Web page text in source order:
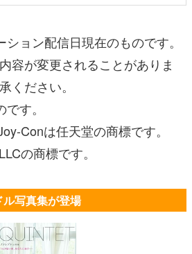
ョン配信日現在のものです。
容が変更されることがありま
ください。
す。
Conは任天堂の商標です。
の商標です。
写真集が登場